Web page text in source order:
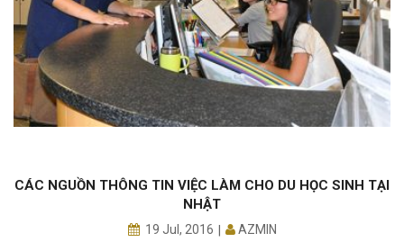
CÁC NGUỒN THÔNG TIN VIỆC LÀM CHO DU HỌC SINH TẠI
NHẬT
19 Jul, 2016 AZMIN